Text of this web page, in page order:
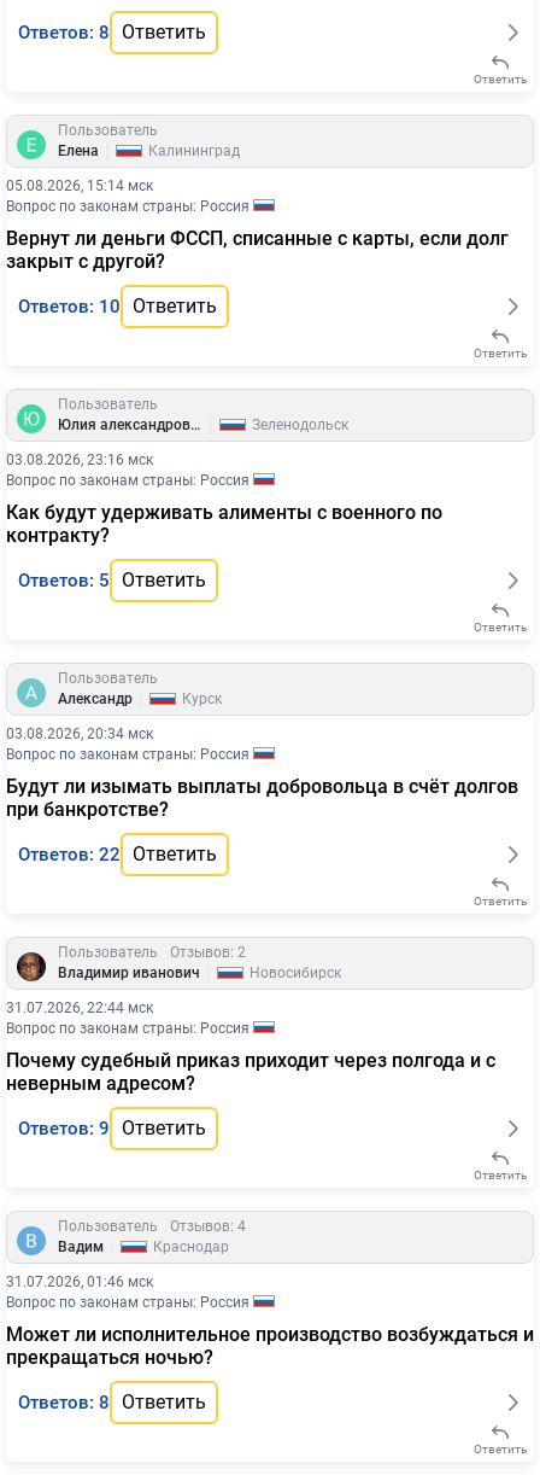
Ответов: 8 Ответить
Ответить
Пользователь
Елена
Калининград
05.08.2026, 15:14 мск
Вопрос по законам страны: Россия
Вернут ли деньги ФССП, списанные с карты, если долг
закрыт с другой?
Ответов: 10 Ответить
Ответить
Пользователь
Юлия александровна
Зеленодольск
03.08.2026, 23:16 мск
Вопрос по законам страны: Россия
Как будут удерживать алименты с военного по
контракту?
Ответов: 5 Ответить
Ответить
Пользователь
Александр
Курск
03.08.2026, 20:34 мск
Вопрос по законам страны: Россия
Будут ли изымать выплаты добровольца в счёт долгов
при банкротстве?
Ответов: 22 Ответить
Ответить
Пользователь
Отзывов: 2
Владимир иванович
Новосибирск
31.07.2026, 22:44 мск
Вопрос по законам страны: Россия
Почему судебный приказ приходит через полгода и с
неверным адресом?
Ответов: 9 Ответить
Ответить
Пользователь
Отзывов: 4
Вадим
Краснодар
31.07.2026, 01:46 мск
Вопрос по законам страны: Россия
Может ли исполнительное производство возбуждаться и
прекращаться ночью?
Ответов: 8 Ответить
Ответить